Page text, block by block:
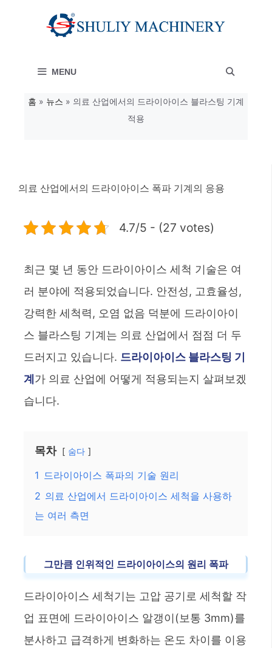
MENU
홈 » 뉴스 » 의료 산업에서의 드라이아이스 블라스팅 기계
적용
의료 산업에서의 드라이아이스 폭파 기계의 응용
4.7/5 - (27 votes)
최근 몇 년 동안 드라이아이스 세척 기술은 여
러 분야에 적용되었습니다. 안전성, 고효율성,
강력한 세척력, 오염 없음 덕분에 드라이아이
스 블라스팅 기계는 의료 산업에서 점점 더 두
드러지고 있습니다. 드라이아이스 블라스팅 기
계가 의료 산업에 어떻게 적용되는지 살펴보겠
습니다.
목차 숨다
1 드라이아이스 폭파의 기술 원리
2 의료 산업에서 드라이아이스 세척을 사용하
는 여러 측면
그만큼 인위적인 드라이아이스의 원리 폭파
드라이아이스 세척기는 고압 공기로 세척할 작
업 표면에 드라이아이스 알갱이(보통 3mm)를
분사하고 급격하게 변화하는 온도 차이를 이용